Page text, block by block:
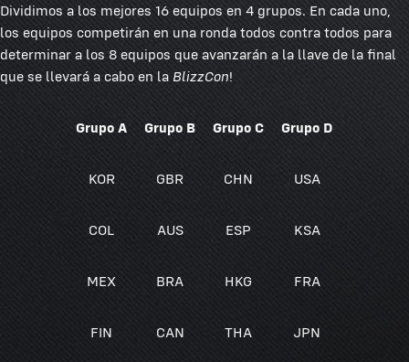
Dividimos a los mejores 16 equipos en 4 grupos. En cada uno,
los equipos competirán en una ronda todos contra todos para
determinar a los 8 equipos que avanzarán a la llave de la final
que se llevará a cabo en la BlizzCon!
Grupo A Grupo B Grupo C Grupo D
KOR GBR CHN USA
COL AUS ESP KSA
MEX BRA HKG FRA
FIN CAN THA JPN